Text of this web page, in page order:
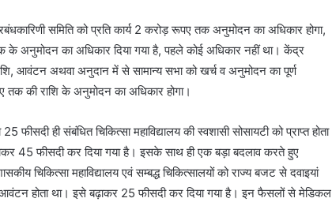
समिति को प्रति कार्य 2 करोड़ रूपए तक अनुमोदन का अधिकार होगा,
के अनुमोदन का अधिकार दिया गया है, पहले कोई अधिकार नहीं था। केंद्र
आवंटन अथवा अनुदान में से सामान्य सभा को खर्च व अनुमोदन का पूर्ण
तक की राशि के अनुमोदन का अधिकार होगा।
ही संबंधित चिकित्सा महाविद्यालय की स्वशासी सोसायटी को प्राप्त होता
45 फीसदी कर दिया गया है। इसके साथ ही एक बड़ा बदलाव करते हुए
चिकित्सा महाविद्यालय एवं सम्बद्ध चिकित्सालयों को राज्य बजट से दवाइयां
होता था। इसे बढ़ाकर 25 फीसदी कर दिया गया है। इन फैसलों से मेडिकल